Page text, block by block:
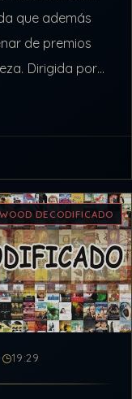
que además
de premios
Dirigida por
DECODIFICADO
19:29